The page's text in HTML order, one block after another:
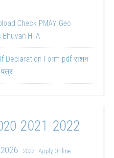
Check PMAY Geo
HFA
Declaration Form pdf राशन
पत्र
2021 2022
2026 2027 Apply Online